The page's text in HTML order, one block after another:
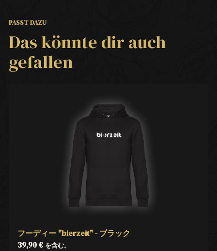
PASST DAZU
Das könnte dir auch
gefallen
フーディー "bierzeit" - ブラック
39,90€ を含む。